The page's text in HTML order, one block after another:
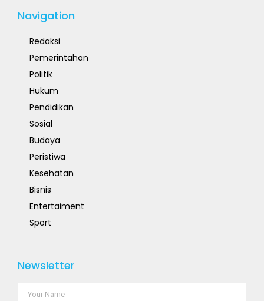
Navigation
Redaksi
Pemerintahan
Politik
Hukum
Pendidikan
Sosial
Budaya
Peristiwa
Kesehatan
Bisnis
Entertaiment
Sport
Newsletter